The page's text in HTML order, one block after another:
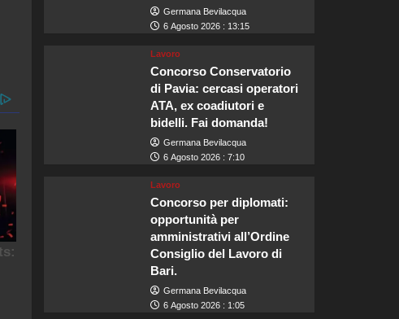
Germana Bevilacqua
6 Agosto 2026 : 13:15
Lavoro
Concorso Conservatorio
di Pavia: cercasi operatori
ATA, ex coadiutori e
bidelli. Fai domanda!
Germana Bevilacqua
6 Agosto 2026 : 7:10
Lavoro
Concorso per diplomati:
opportunità per
amministrativi all’Ordine
Consiglio del Lavoro di
Bari.
Germana Bevilacqua
6 Agosto 2026 : 1:05